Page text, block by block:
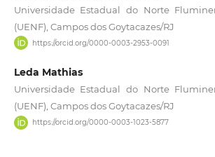
Universidade Estadual do Norte
(UENF), Campos dos Goytacazes/RJ
https://orcid.org/0000-0003-2953-0091
Leda Mathias
Universidade Estadual do Norte
(UENF), Campos dos Goytacazes/RJ
https://orcid.org/0000-0003-1023-5877